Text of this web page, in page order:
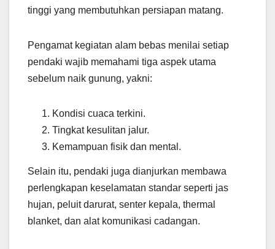
tinggi yang membutuhkan persiapan matang.
Pengamat kegiatan alam bebas menilai setiap
pendaki wajib memahami tiga aspek utama
sebelum naik gunung, yakni:
Kondisi cuaca terkini.
Tingkat kesulitan jalur.
Kemampuan fisik dan mental.
Selain itu, pendaki juga dianjurkan membawa
perlengkapan keselamatan standar seperti jas
hujan, peluit darurat, senter kepala, thermal
blanket, dan alat komunikasi cadangan.